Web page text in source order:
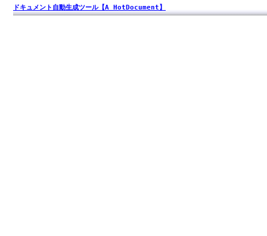
ドキュメント自動生成ツール【A HotDocument】